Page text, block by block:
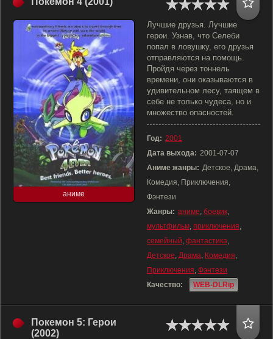
аниме
Лучшие друзья. Лучшие
герои. Узнав, что Селеби
попал в ловушку, его друзья
отправляются на помощь.
Пройдя через тоннель
времени, они оказываются в
удивительном лесу, таящем в
себе не только чудеса, но и
множество опасностей.
Год: 2001
Дата выхода: 2001-07-07
Аниме жанры: Детское, Драма,
Комедия, Приключения,
Фэнтези
Жанры: аниме, боевик,
мультфильм, приключения,
семейный, фантастика,
Детское, Драма, Комедия,
Приключения, Фэнтези
Качество:
WEB-DLRip
Покемон 5: Герои
(2002)